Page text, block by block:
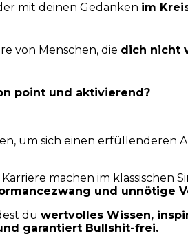
mit deinen Gedanken im
von Menschen, die dich nicht
point und aktivierend?
um sich einen erfüllenderen
machen im klassischen
und unnötige
du wertvolles Wissen,
garantiert Bullshit-frei.